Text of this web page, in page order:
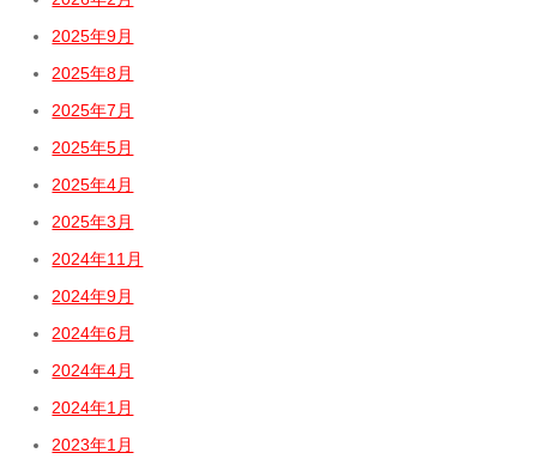
2025年9月
2025年8月
2025年7月
2025年5月
2025年4月
2025年3月
2024年11月
2024年9月
2024年6月
2024年4月
2024年1月
2023年1月